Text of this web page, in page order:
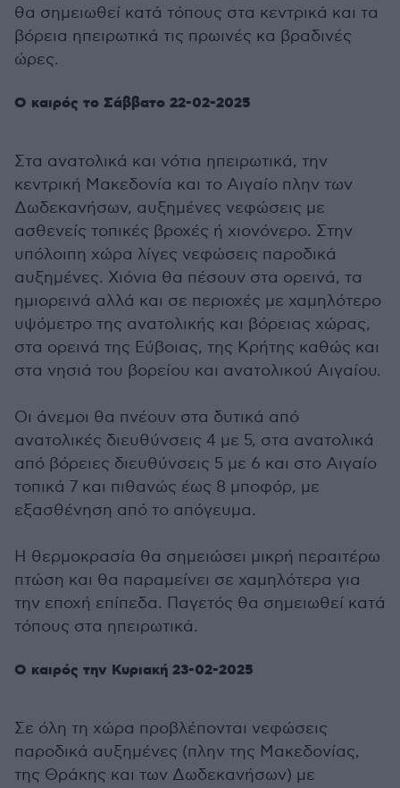
θα σημειωθεί κατά τόπους στα κεντρικά και τα
βόρεια ηπειρωτικά τις πρωινές κα βραδινές
ώρες.
Ο καιρός το Σάββατο 22-02-2025
Στα ανατολικά και νότια ηπειρωτικά, την
κεντρική Μακεδονία και το Αιγαίο πλην των
Δωδεκανήσων, αυξημένες νεφώσεις με
ασθενείς τοπικές βροχές ή χιονόνερο. Στην
υπόλοιπη χώρα λίγες νεφώσεις παροδικά
αυξημένες. Χιόνια θα πέσουν στα ορεινά, τα
ημιορεινά αλλά και σε περιοχές με χαμηλότερο
υψόμετρο της ανατολικής και βόρειας χώρας,
στα ορεινά της Εύβοιας, της Κρήτης καθώς και
στα νησιά του βορείου και ανατολικού Αιγαίου.
Οι άνεμοι θα πνέουν στα δυτικά από
ανατολικές διευθύνσεις 4 με 5, στα ανατολικά
από βόρειες διευθύνσεις 5 με 6 και στο Αιγαίο
τοπικά 7 και πιθανώς έως 8 μποφόρ, με
εξασθένηση από το απόγευμα.
Η θερμοκρασία θα σημειώσει μικρή περαιτέρω
πτώση και θα παραμείνει σε χαμηλότερα για
την εποχή επίπεδα. Παγετός θα σημειωθεί κατά
τόπους στα ηπειρωτικά.
Ο καιρός την Κυριακή 23-02-2025
Σε όλη τη χώρα προβλέπονται νεφώσεις
παροδικά αυξημένες (πλην της Μακεδονίας,
της Θράκης και των Δωδεκανήσων) με